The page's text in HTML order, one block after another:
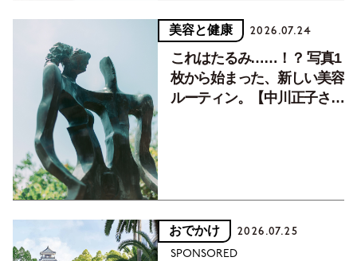
美容と健康 2026.07.24
これはたるみ……！？ 写真1
枚から始まった、新しい美容
ルーティン。【中川正子さん
おでかけ 2026.07.25
SPONSORED